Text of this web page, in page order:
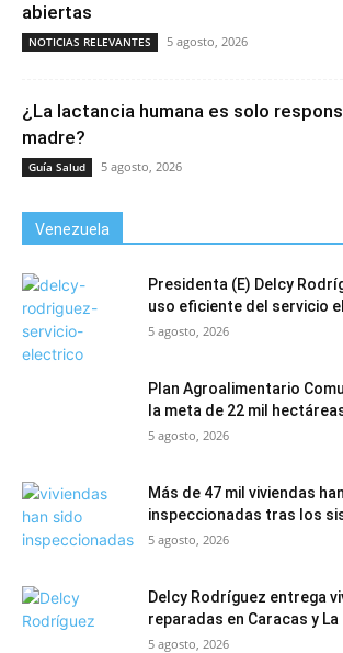
abiertas
NOTICIAS RELEVANTES 5 agosto, 2026
¿La lactancia humana es solo
madre?
Guía Salud 5 agosto, 2026
Venezuela
Presidenta (E) Delcy
uso eficiente del servicio
5 agosto, 2026
Plan Agroalimentario
la meta de 22 mil
5 agosto, 2026
Más de 47 mil viviendas
inspeccionadas tras los
5 agosto, 2026
Delcy Rodríguez entrega
reparadas en Caracas y La
5 agosto, 2026